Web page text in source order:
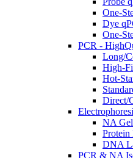
One-
Dye
One-
PCR -
Long/
High-
Hot-
Direct/
NA
Protein
DNA
PCR & NA